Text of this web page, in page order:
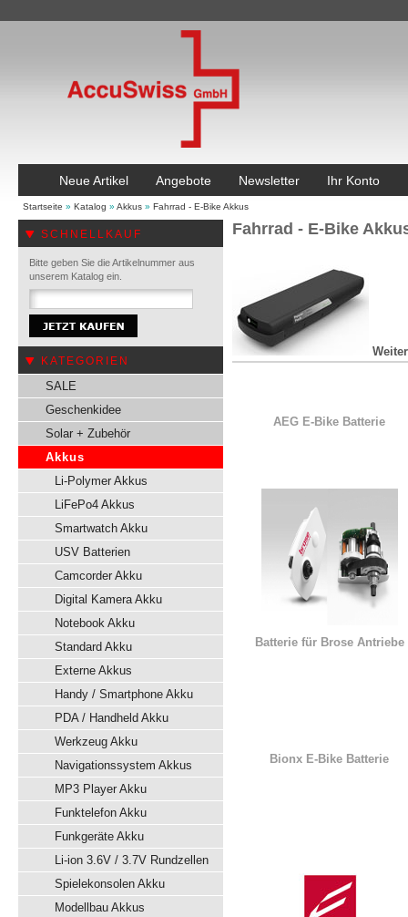
Neue Artikel Angebote Newsletter Ihr Konto
Startseite » Katalog » Akkus » Fahrrad - E-Bike Akkus
SCHNELLKAUF
Bitte geben Sie die Artikelnummer aus
unserem Katalog ein.
KATEGORIEN
SALE
Geschenkidee
Solar + Zubehör
Akkus
Li-Polymer Akkus
LiFePo4 Akkus
Smartwatch Akku
USV Batterien
Camcorder Akku
Digital Kamera Akku
Notebook Akku
Standard Akku
Externe Akkus
Handy / Smartphone Akku
PDA / Handheld Akku
Werkzeug Akku
Navigationssystem Akkus
MP3 Player Akku
Funktelefon Akku
Funkgeräte Akku
Li-ion 3.6V / 3.7V Rundzellen
Spielekonsolen Akku
Modellbau Akkus
Fahrrad - E-Bike
AEG E-Bike Batterie
Batterie für Brose Antriebe
Bionx E-Bike Batterie